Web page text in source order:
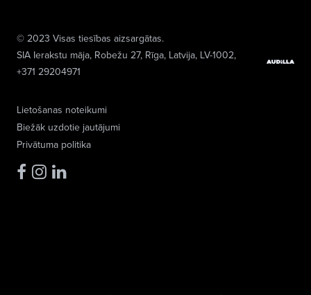
Lietošanas noteikumi
Biežāk uzdotie jautājumi
Privātuma politika
© 2023 Visas tiesības aizsargātas.
SIA Ierakstu māja, Robežu 27, Rīga, Latvija, LV-1002,
+371 29204971